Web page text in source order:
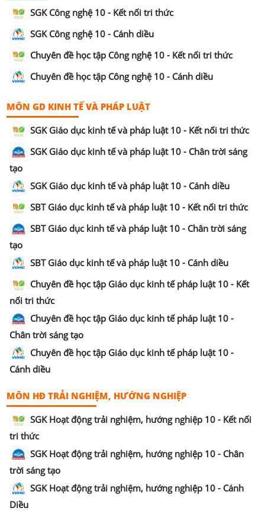
SGK Công nghệ 10 - Kết nối tri thức
SGK Công nghệ 10 - Cánh diều
Chuyên đề học tập Công nghệ 10 - Kết nối tri thức
Chuyên đề học tập Công nghệ 10 - Cánh diều
MÔN GD KINH TẾ VÀ PHÁP LUẬT
SGK Giáo dục kinh tế và pháp luật 10 - Kết nối tri thức
SGK Giáo dục kinh tế và pháp luật 10 - Chân trời sáng
tạo
SGK Giáo dục kinh tế và pháp luật 10 - Cánh diều
SBT Giáo dục kinh tế và pháp luật 10 - Kết nối tri thức
SBT Giáo dục kinh tế và pháp luật 10 - Chân trời sáng
tạo
SBT Giáo dục kinh tế và pháp luật 10 - Cánh diều
Chuyên đề học tập Giáo dục kinh tế pháp luật 10 - Kết
nối tri thức
Chuyên đề học tập Giáo dục kinh tế pháp luật 10 -
Chân trời sáng tạo
Chuyên đề học tập Giáo dục kinh tế pháp luật 10 -
Cánh diều
MÔN HĐ TRẢI NGHIỆM, HƯỚNG NGHIỆP
SGK Hoạt động trải nghiệm, hướng nghiệp 10 - Kết nối
tri thức
SGK Hoạt động trải nghiệm, hướng nghiệp 10 - Chân
trời sáng tạo
SGK Hoạt động trải nghiệm, hướng nghiệp 10 - Cánh
Diều